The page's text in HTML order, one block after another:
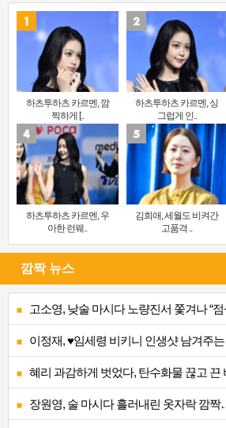
하츠투하츠 카르멘, 깜
찍하게 [..
하츠투하츠 카르멘, 싱
그럽게 인..
하츠투하츠 카르멘, 우
아한 런웨..
김희애, 세월도 비켜간
고품격 ..
깜짝 뉴스
고소영, 낮술 마시다 노량진서 쫓겨나 “점
이정재, ♥임세령 비키니 인생샷 남겨주
혜리 과감하게 벗었다, 탄수화물 끊고 끈
장원영, 술 마시다 흘러내린 옷자락 깜